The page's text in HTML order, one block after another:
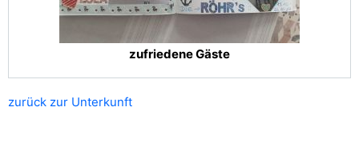
zufriedene Gäste
zurück zur Unterkunft